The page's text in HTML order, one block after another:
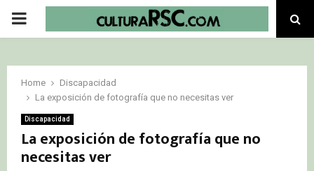
PRIMARY
Home
Discapacidad
La exposición de fotografía que no necesitas ver
Discapacidad
La exposición de fotografía que no
necesitas ver